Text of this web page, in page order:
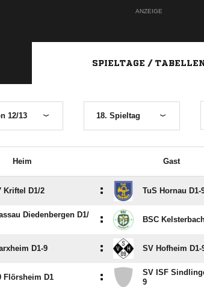
ANZEIGE
SPIELTAGE /
12/13 18. Spieltag
Heim Gast
Kriftel D1/​2 : TuS Hornau D1-
Diedenbergen D1/​
: BSC
D1-9 : SV Hofheim D1-
Flörsheim D1 :
SV ISF
9